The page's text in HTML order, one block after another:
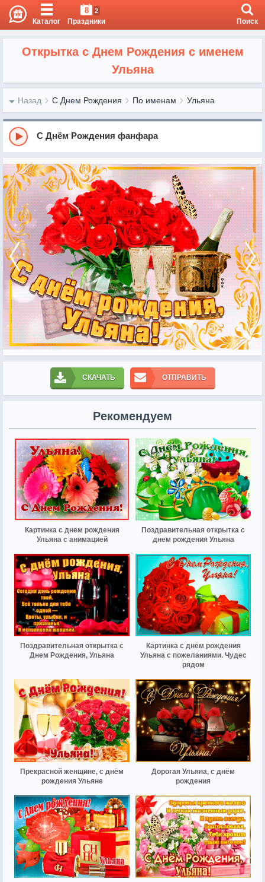
Каталог
8 2
Праздники Поиск
Открытка с Днем Рождения с именем
Ульяна
Назад С Днем Рождения По именам Ульяна
С Днём Рождения фанфара
СКАЧАТЬ ОТПРАВИТЬ
Рекомендуем
Картинка с днем рождения
Ульяна с анимацией
Поздравительная открытка с
днем рождения Ульяна
Поздравительная открытка с
Днем Рождения, Ульяна
Картинка с днем рождения
Ульяна с пожеланиями. Чудес
рядом
Прекрасной женщине, с днём
рождения Ульяне
Дорогая Ульяна, с днём
рождения